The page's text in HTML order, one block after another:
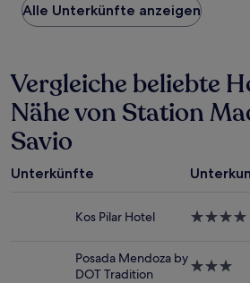
pro
Nacht,
den
letzten
24 Stunden
für
einen
mit
2 Erwachsenen
Alle Unterkünfte anzeigen
Vergleiche beliebte
Nähe von Station
Savio
Unterkünfte
Kos Pilar Hotel
4.0-
Posada Mendoza by
DOT Tradition
3.0-